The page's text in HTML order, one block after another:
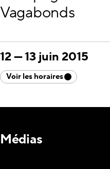
Vagabonds
12—13 juin 2015
Voir les horaires
Médias